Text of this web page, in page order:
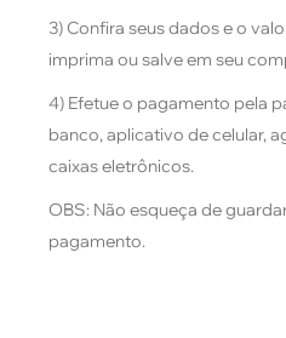
3) Confira seus dados e o
imprima ou salve em seu
4) Efetue o pagamento pela
banco, aplicativo de celular,
caixas eletrônicos.
OBS: Não esqueça de
pagamento.